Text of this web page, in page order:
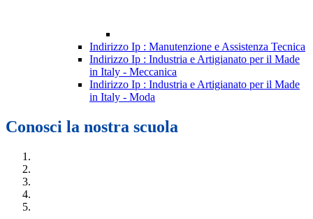
Indirizzo Ip : Manutenzione e Assistenza Tecnica
Indirizzo Ip : Industria e Artigianato per il Made
in Italy - Meccanica
Indirizzo Ip : Industria e Artigianato per il Made
in Italy - Moda
Conosci la nostra scuola